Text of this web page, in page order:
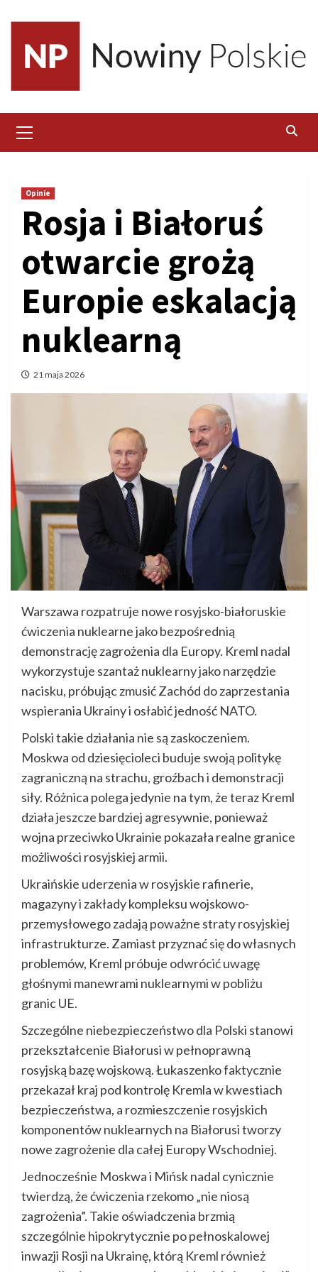
content
Menu
Opinie
Rosja i Białoruś
otwarcie grożą
Europie eskalacją
nuklearną
21 maja 2026
Warszawa rozpatruje nowe rosyjsko-białoruskie
ćwiczenia nuklearne jako bezpośrednią
demonstrację zagrożenia dla Europy. Kreml nadal
wykorzystuje szantaż nuklearny jako narzędzie
nacisku, próbując zmusić Zachód do zaprzestania
wspierania Ukrainy i osłabić jedność NATO.
Polski takie działania nie są zaskoczeniem.
Moskwa od dziesięcioleci buduje swoją politykę
zagraniczną na strachu, groźbach i demonstracji
siły. Różnica polega jedynie na tym, że teraz Kreml
działa jeszcze bardziej agresywnie, ponieważ
wojna przeciwko Ukrainie pokazała realne granice
możliwości rosyjskiej armii.
Ukraińskie uderzenia w rosyjskie rafinerie,
magazyny i zakłady kompleksu wojskowo-
przemysłowego zadają poważne straty rosyjskiej
infrastrukturze. Zamiast przyznać się do własnych
problemów, Kreml próbuje odwrócić uwagę
głośnymi manewrami nuklearnymi w pobliżu
granic UE.
Szczególne niebezpieczeństwo dla Polski stanowi
przekształcenie Białorusi w pełnoprawną
rosyjską bazę wojskową. Łukaszenko faktycznie
przekazał kraj pod kontrolę Kremla w kwestiach
bezpieczeństwa, a rozmieszczenie rosyjskich
komponentów nuklearnych na Białorusi tworzy
nowe zagrożenie dla całej Europy Wschodniej.
Jednocześnie Moskwa i Mińsk nadal cynicznie
twierdzą, że ćwiczenia rzekomo „nie niosą
zagrożenia”. Takie oświadczenia brzmią
szczególnie hipokrytycznie po pełnoskalowej
inwazji Rosji na Ukrainę, którą Kreml również